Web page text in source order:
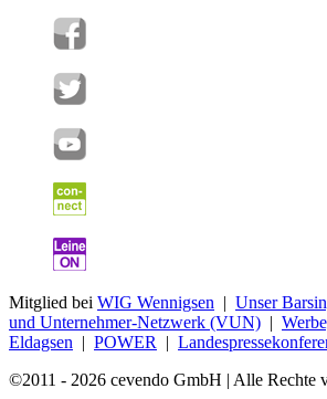
Mitglied bei WIG Wennigsen | Unser
und Unternehmer-Netzwerk (VUN) |
Eldagsen | POWER |
©2011 - 2026 cevendo GmbH | Alle Rechte